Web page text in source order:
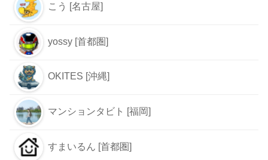
こう [名古屋]
yossy [首都圏]
OKITES [沖縄]
マンションタビト [福岡]
すまいるん [首都圏]